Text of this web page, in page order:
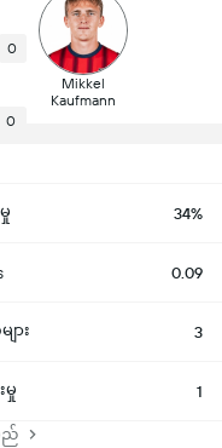
0
0
Mikkel
Kaufmann
34%
0.09
ား 3
မှု 1
ည်